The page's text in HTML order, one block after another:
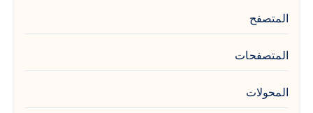
المتصفح
المتصفحات
المحولات